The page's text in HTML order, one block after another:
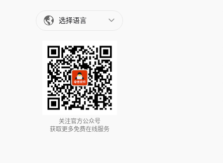
选择语言
关注官方公众号
获取更多免费在线服务